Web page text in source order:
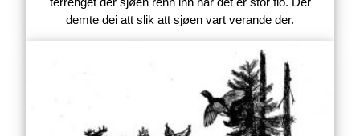
demte dei att slik att sjøen vart verande der.